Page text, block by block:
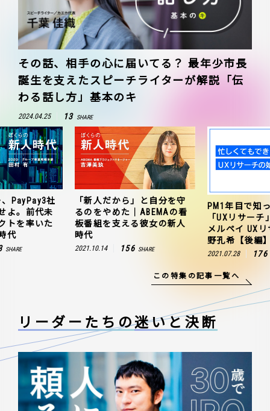
その話、相手の心に届いてる？ 最年少市長
誕生を支えたスピーチライターが解説「伝
わる話し方」基本のキ
2024.04.25 13 SHARE
PayPay3社
よ。前代未
トを率いた
代
SHARE
「新人だから」と自分を守
るのをやめた｜ABEMAの看
板番組を支える彼女の新人
時代
2021.10.14 156 SHARE
PM1年目で知
「UXリサー
メルペイ UX
野孔希【後編
2021.07.28 176
この特集の記事一覧へ
リーダーたちの迷いと決断